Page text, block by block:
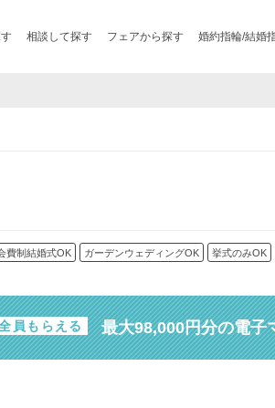
相談して探す フェアから探す 婚約指輪/結婚
費制結婚式OK ガーデンウェディングOK 挙式のみOK
員もらえる 最大98,000円分の電子